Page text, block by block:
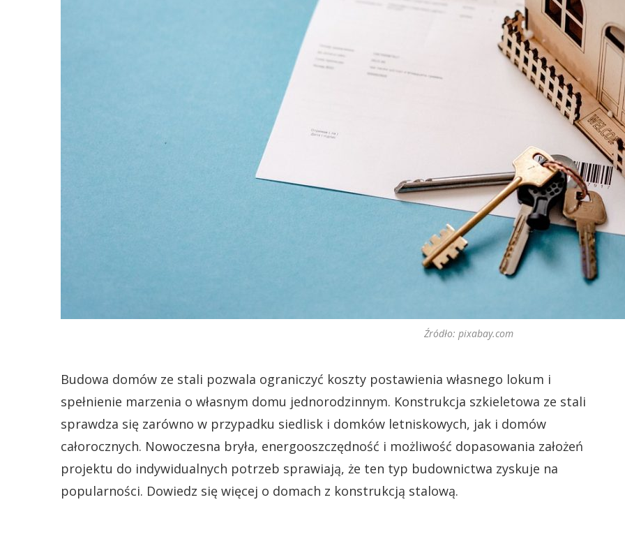
Źródło: pixabay.com
Budowa domów ze stali pozwala ograniczyć koszty postawienia własnego lokum i
spełnienie marzenia o własnym domu jednorodzinnym. Konstrukcja szkieletowa ze stali
sprawdza się zarówno w przypadku siedlisk i domków letniskowych, jak i domów
całorocznych. Nowoczesna bryła, energooszczędność i możliwość dopasowania założeń
projektu do indywidualnych potrzeb sprawiają, że ten typ budownictwa zyskuje na
popularności. Dowiedz się więcej o domach z konstrukcją stalową.